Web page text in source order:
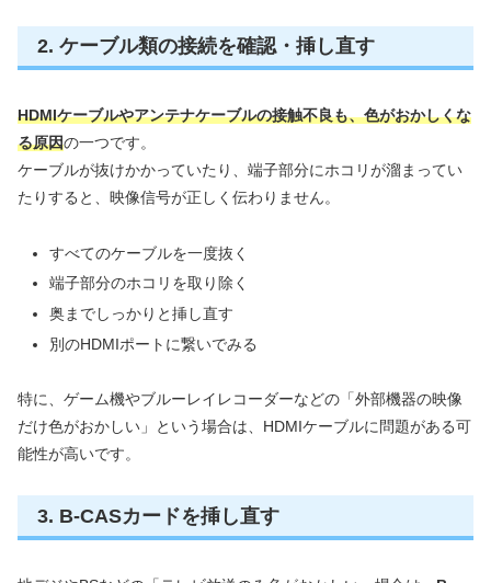
2. ケーブル類の接続を確認・挿し直す
HDMIケーブルやアンテナケーブルの接触不良も、色がおかしくな
る原因の一つです。
ケーブルが抜けかかっていたり、端子部分にホコリが溜まってい
たりすると、映像信号が正しく伝わりません。
すべてのケーブルを一度抜く
端子部分のホコリを取り除く
奥までしっかりと挿し直す
別のHDMIポートに繋いでみる
特に、ゲーム機やブルーレイレコーダーなどの「外部機器の映像
だけ色がおかしい」という場合は、HDMIケーブルに問題がある可
能性が高いです。
3. B-CASカードを挿し直す